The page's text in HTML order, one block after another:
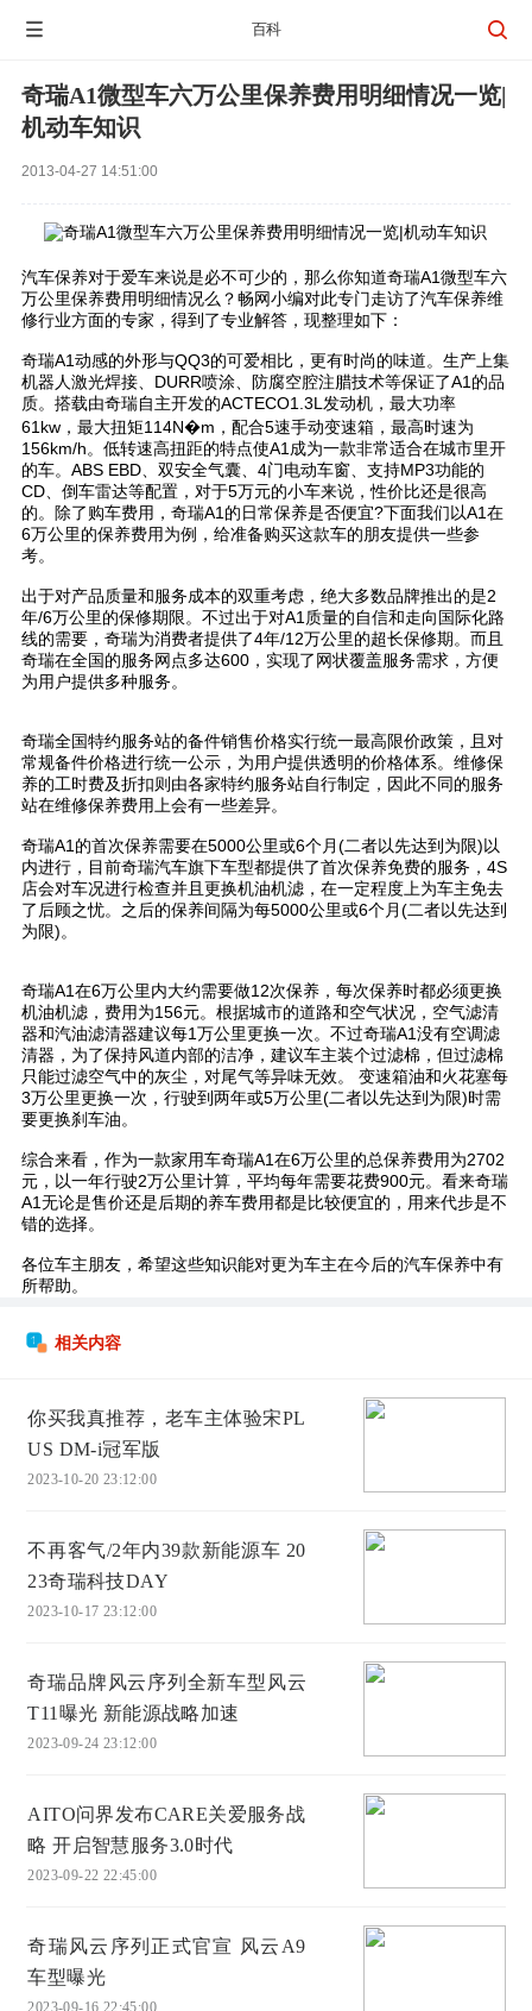

百科

奇瑞A1微型车六万公里保养费用明细情况一览|
机动车知识
2013-04-27 14:51:00
汽车保养对于爱车来说是必不可少的，那么你知道奇瑞A1微型车六
万公里保养费用明细情况么？畅网小编对此专门走访了汽车保养维
修行业方面的专家，得到了专业解答，现整理如下：
奇瑞A1动感的外形与QQ3的可爱相比，更有时尚的味道。生产上集
机器人激光焊接、DURR喷涂、防腐空腔注腊技术等保证了A1的品
质。搭载由奇瑞自主开发的ACTECO1.3L发动机，最大功率
61kw，最大扭矩114N�m，配合5速手动变速箱，最高时速为
156km/h。低转速高扭距的特点使A1成为一款非常适合在城市里开
的车。ABS EBD、双安全气囊、4门电动车窗、支持MP3功能的
CD、倒车雷达等配置，对于5万元的小车来说，性价比还是很高
的。除了购车费用，奇瑞A1的日常保养是否便宜?下面我们以A1在
6万公里的保养费用为例，给准备购买这款车的朋友提供一些参
考。
出于对产品质量和服务成本的双重考虑，绝大多数品牌推出的是2
年/6万公里的保修期限。不过出于对A1质量的自信和走向国际化路
线的需要，奇瑞为消费者提供了4年/12万公里的超长保修期。而且
奇瑞在全国的服务网点多达600，实现了网状覆盖服务需求，方便
为用户提供多种服务。
奇瑞全国特约服务站的备件销售价格实行统一最高限价政策，且对
常规备件价格进行统一公示，为用户提供透明的价格体系。维修保
养的工时费及折扣则由各家特约服务站自行制定，因此不同的服务
站在维修保养费用上会有一些差异。
奇瑞A1的首次保养需要在5000公里或6个月(二者以先达到为限)以
内进行，目前奇瑞汽车旗下车型都提供了首次保养免费的服务，4S
店会对车况进行检查并且更换机油机滤，在一定程度上为车主免去
了后顾之忧。之后的保养间隔为每5000公里或6个月(二者以先达到
为限)。
奇瑞A1在6万公里内大约需要做12次保养，每次保养时都必须更换
机油机滤，费用为156元。根据城市的道路和空气状况，空气滤清
器和汽油滤清器建议每1万公里更换一次。不过奇瑞A1没有空调滤
清器，为了保持风道内部的洁净，建议车主装个过滤棉，但过滤棉
只能过滤空气中的灰尘，对尾气等异味无效。 变速箱油和火花塞每
3万公里更换一次，行驶到两年或5万公里(二者以先达到为限)时需
要更换刹车油。
综合来看，作为一款家用车奇瑞A1在6万公里的总保养费用为2702
元，以一年行驶2万公里计算，平均每年需要花费900元。看来奇瑞
A1无论是售价还是后期的养车费用都是比较便宜的，用来代步是不
错的选择。
各位车主朋友，希望这些知识能对更为车主在今后的汽车保养中有
所帮助。
相关内容
你买我真推荐，老车主体验宋PL
US DM-i冠军版
2023-10-20 23:12:00
不再客气/2年内39款新能源车 20
23奇瑞科技DAY
2023-10-17 23:12:00
奇瑞品牌风云序列全新车型风云
T11曝光 新能源战略加速
2023-09-24 23:12:00
AITO问界发布CARE关爱服务战
略 开启智慧服务3.0时代
2023-09-22 22:45:00
奇瑞风云序列正式官宣 风云A9
车型曝光
2023-09-16 22:45:00